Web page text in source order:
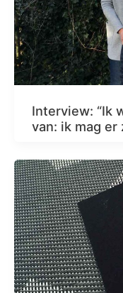
Interview: “Ik
van: ik mag er